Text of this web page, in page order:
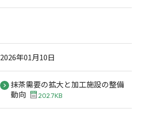
2026年01月10日
抹茶需要の拡大と加工施設の整備
動向
202.7KB